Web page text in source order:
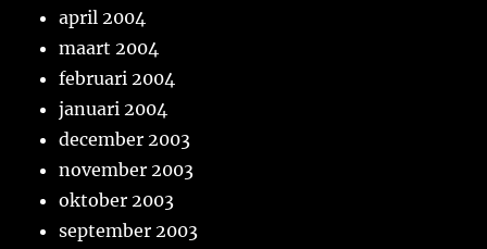
april 2004
maart 2004
februari 2004
januari 2004
december 2003
november 2003
oktober 2003
september 2003